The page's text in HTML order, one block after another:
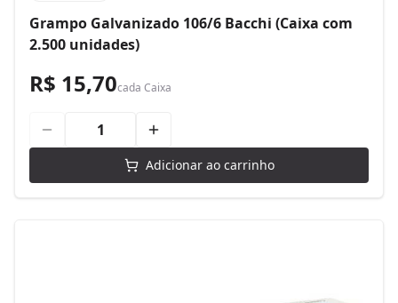
Grampo Galvanizado 106/6 Bacchi (Caixa com
2.500 unidades)
R$ 15,70cada Caixa
Adicionar ao carrinho